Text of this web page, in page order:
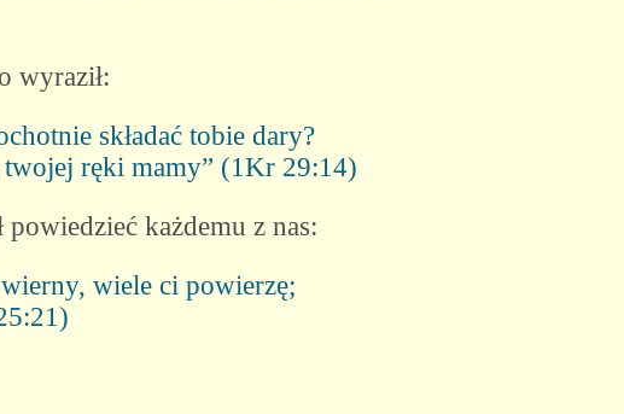
wyraził:
składać tobie dary?
ręki mamy” (1Kr 29:14)
każdemu z nas:
wiele ci powierzę;